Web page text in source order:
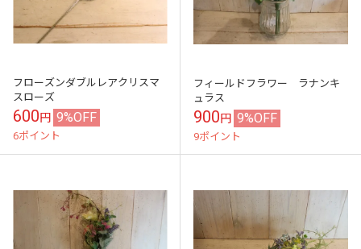
フローズンダブルレアクリスマ
スローズ
600円 9%OFF
6ポイント
フィールドフラワー ラナンキ
ュラス
900円 9%OFF
9ポイント